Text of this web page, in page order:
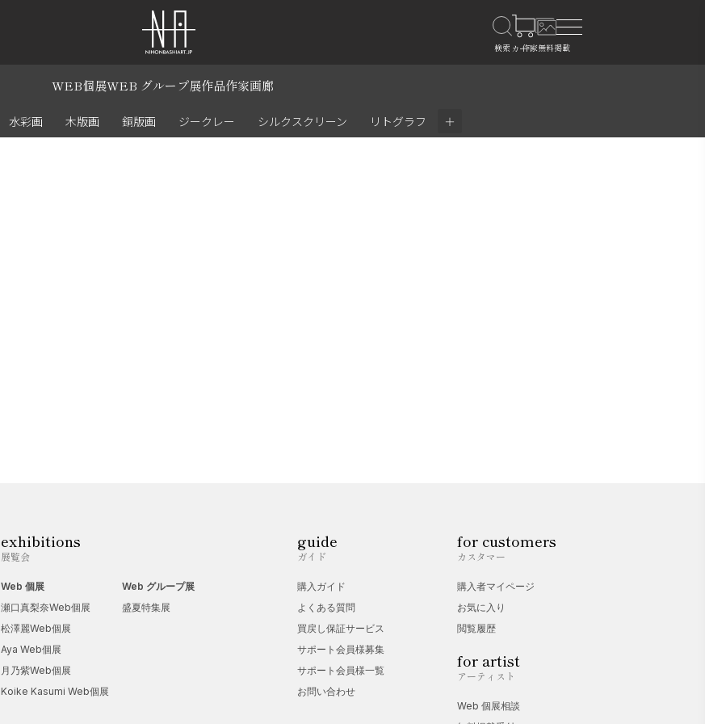
WEB個展WEB グループ展作品作家画廊
水彩画 木版画 銅版画 ジークレー シルクスクリーン リトグラフ ＋
exhibitions
展覧会
Web 個展
瀬口真梨奈Web個展
松澤麗Web個展
Aya Web個展
月乃紫Web個展
Koike Kasumi Web個展
Web グループ展
盛夏特集展
guide
ガイド
購入ガイド
よくある質問
買戻し保証サービス
サポート会員様募集
サポート会員様一覧
お問い合わせ
for customers
カスタマー
購入者マイページ
お気に入り
閲覧履歴
for artist
アーティスト
Web 個展相談